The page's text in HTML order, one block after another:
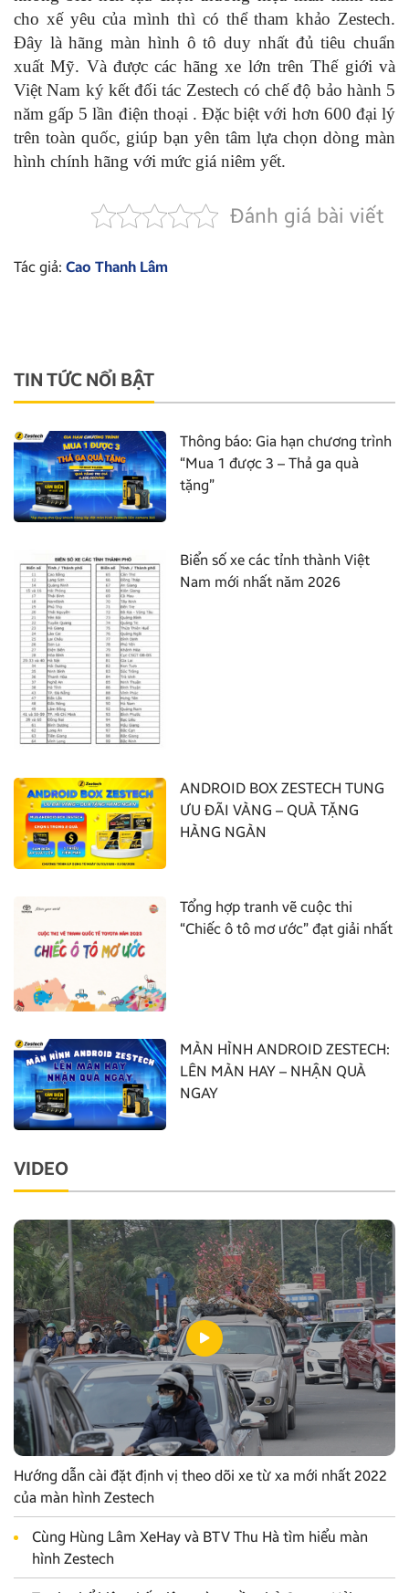
cho xế yêu của mình thì có thể tham khảo Zestech.
Đây là hãng màn hình ô tô duy nhất đủ tiêu chuẩn
xuất Mỹ. Và được các hãng xe lớn trên Thế giới và
Việt Nam ký kết đối tác Zestech có chế độ bảo hành 5
năm gấp 5 lần điện thoại . Đặc biệt với hơn 600 đại lý
trên toàn quốc, giúp bạn yên tâm lựa chọn dòng màn
hình chính hãng với mức giá niêm yết.
Đánh giá bài viết
Tác giả: Cao Thanh Lâm
TIN TỨC NỔI BẬT
Thông báo: Gia hạn chương trình
“Mua 1 được 3 – Thả ga quà
tặng”
Biển số xe các tỉnh thành Việt
Nam mới nhất năm 2026
ANDROID BOX ZESTECH TUNG
ƯU ĐÃI VÀNG – QUÀ TẶNG
HÀNG NGÀN
Tổng hợp tranh vẽ cuộc thi
“Chiếc ô tô mơ ước” đạt giải nhất
MÀN HÌNH ANDROID ZESTECH:
LÊN MÀN HAY – NHẬN QUÀ
NGAY
VIDEO
Hướng dẫn cài đặt định vị theo dõi xe từ xa mới nhất 2022
của màn hình Zestech
Cùng Hùng Lâm XeHay và BTV Thu Hà tìm hiểu màn
hình Zestech